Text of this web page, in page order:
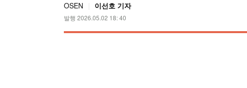
OSEN 이선호 기자
발행 2026.05.02 18: 40